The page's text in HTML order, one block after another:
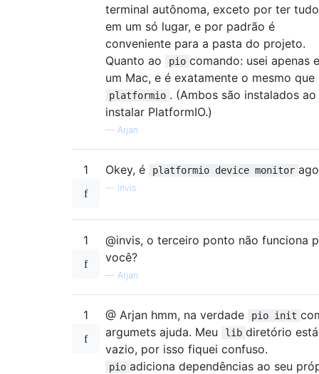
terminal autônoma, exceto por ter tudo
em um só lugar, e por padrão é
conveniente para a pasta do projeto.
Quanto ao
pio comando: usei apenas
um Mac, e é exatamente o mesmo que
platformio . (Ambos são instalados ao
instalar PlatformIO.)
— Arjan
1 Okey, é platformio device monitor
invis
1
@invis, o terceiro ponto não funciona
você?
— Arjan
1 @ Arjan hmm, na verdade pio init
argumets ajuda. Meu
lib diretório está
vazio, por isso fiquei confuso.
pio adiciona dependências ao seu